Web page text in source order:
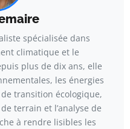
spécialisée dans
climatique et le
plus de dix ans, elle
les énergies
transition écologique,
terrain et l’analyse de
à rendre lisibles les